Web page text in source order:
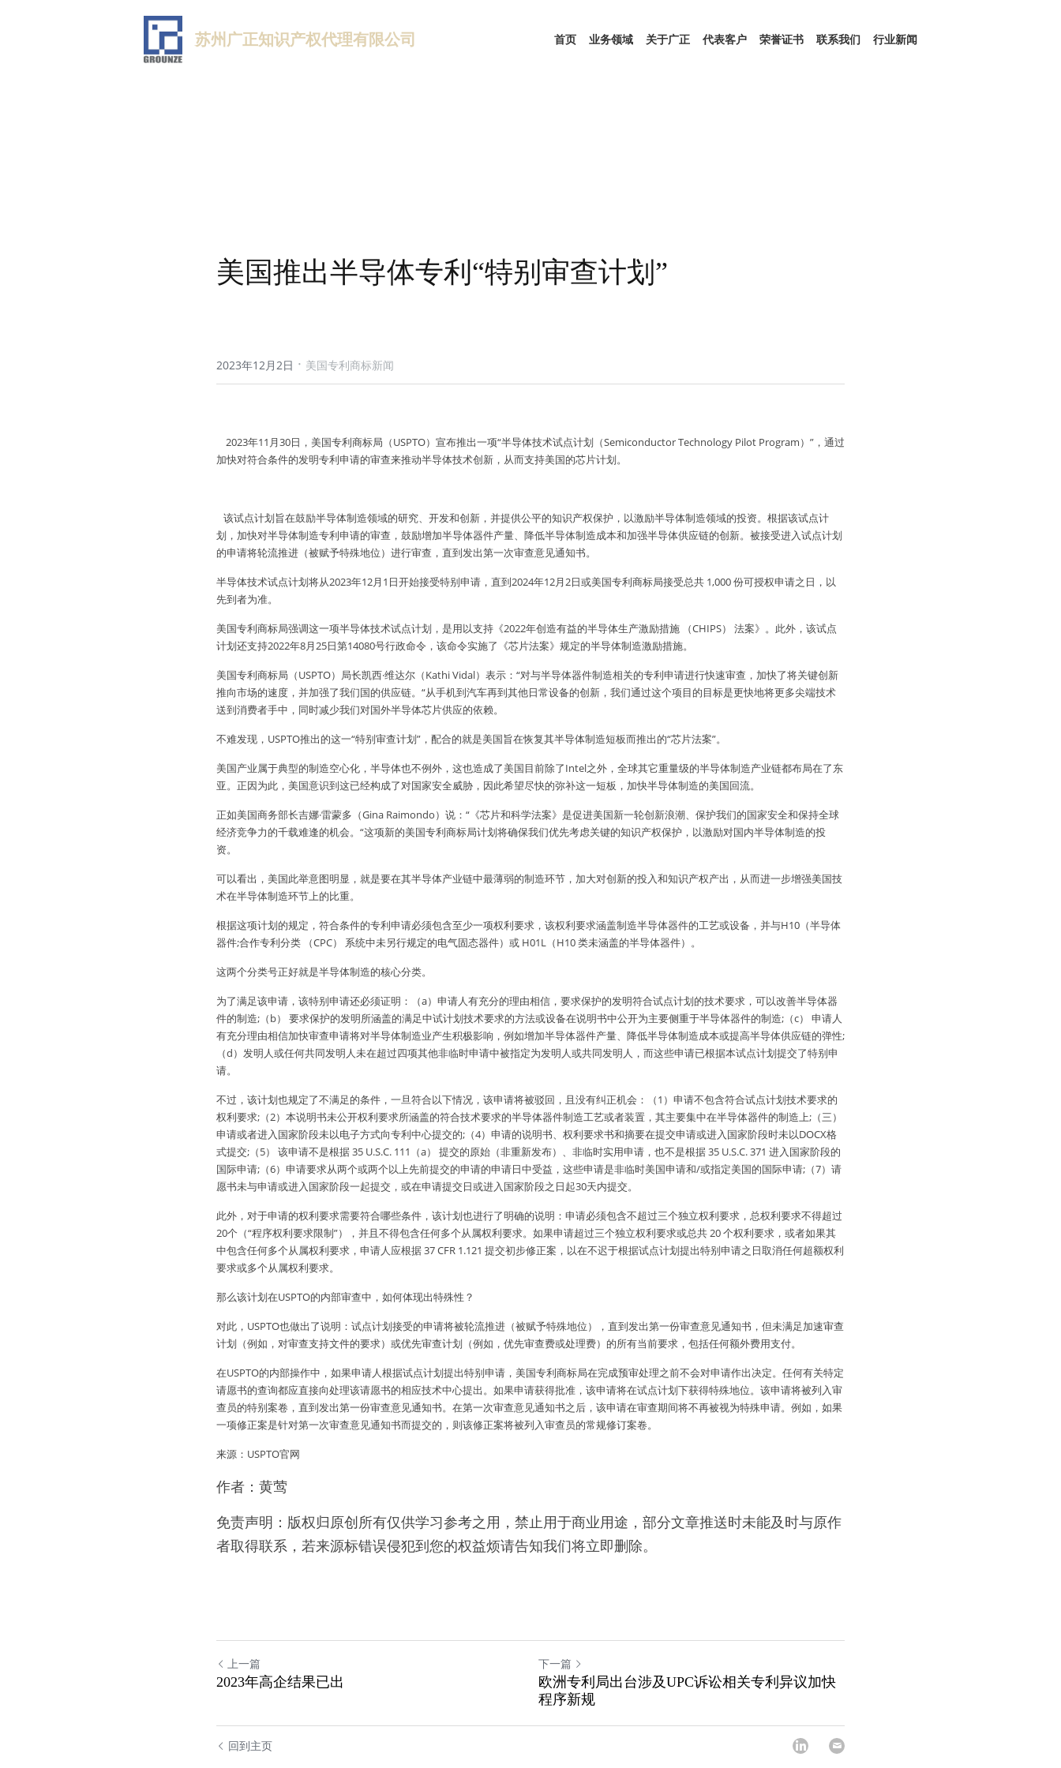
苏州广正知识产权代理有限公司 首页 业务领域 关于广正 代表客户 荣誉证书 联系我们 行业新闻
美国推出半导体专利“特别审查计划”
2023年12月2日 · 美国专利商标新闻
加快对符合条件的发明专利申请的审查来推动半导体技术创新，从而支持美国的芯片计划。
划，加快对半导体制造专利申请的审查，鼓励增加半导体器件产量、降低半导体制造成本和加强半导体供应链的创新。被接受进入试点计划
的申请将轮流推进（被赋予特殊地位）进行审查，直到发出第一次审查意见通知书。
半导体技术试点计划将从2023年12月1日开始接受特别申请，直到2024年12月2日或美国专利商标局接受总共 1,000 份可授权申请之日，以
先到者为准。
美国专利商标局强调这一项半导体技术试点计划，是用以支持《2022年创造有益的半导体生产激励措施 （CHIPS） 法案》。此外，该试点
计划还支持2022年8月25日第14080号行政命令，该命令实施了《芯片法案》规定的半导体制造激励措施。
美国专利商标局（USPTO）局长凯西·维达尔（Kathi Vidal）表示：“对与半导体器件制造相关的专利申请进行快速审查，加快了将关键创新
推向市场的速度，并加强了我们国的供应链。“从手机到汽车再到其他日常设备的创新，我们通过这个项目的目标是更快地将更多尖端技术
送到消费者手中，同时减少我们对国外半导体芯片供应的依赖。
不难发现，USPTO推出的这一“特别审查计划”，配合的就是美国旨在恢复其半导体制造短板而推出的“芯片法案”。
美国产业属于典型的制造空心化，半导体也不例外，这也造成了美国目前除了Intel之外，全球其它重量级的半导体制造产业链都布局在了东
亚。正因为此，美国意识到这已经构成了对国家安全威胁，因此希望尽快的弥补这一短板，加快半导体制造的美国回流。
正如美国商务部长吉娜·雷蒙多（Gina Raimondo）说：“《芯片和科学法案》是促进美国新一轮创新浪潮、保护我们的国家安全和保持全球
经济竞争力的千载难逢的机会。“这项新的美国专利商标局计划将确保我们优先考虑关键的知识产权保护，以激励对国内半导体制造的投
资。
可以看出，美国此举意图明显，就是要在其半导体产业链中最薄弱的制造环节，加大对创新的投入和知识产权产出，从而进一步增强美国技
术在半导体制造环节上的比重。
根据这项计划的规定，符合条件的专利申请必须包含至少一项权利要求，该权利要求涵盖制造半导体器件的工艺或设备，并与H10（半导体
器件;合作专利分类 （CPC） 系统中未另行规定的电气固态器件）或 H01L（H10 类未涵盖的半导体器件）。
这两个分类号正好就是半导体制造的核心分类。
为了满足该申请，该特别申请还必须证明：（a）申请人有充分的理由相信，要求保护的发明符合试点计划的技术要求，可以改善半导体器
件的制造;（b） 要求保护的发明所涵盖的满足中试计划技术要求的方法或设备在说明书中公开为主要侧重于半导体器件的制造;（c） 申请人
有充分理由相信加快审查申请将对半导体制造业产生积极影响，例如增加半导体器件产量、降低半导体制造成本或提高半导体供应链的弹性;
（d）发明人或任何共同发明人未在超过四项其他非临时申请中被指定为发明人或共同发明人，而这些申请已根据本试点计划提交了特别申
请。
不过，该计划也规定了不满足的条件，一旦符合以下情况，该申请将被驳回，且没有纠正机会：（1）申请不包含符合试点计划技术要求的
权利要求;（2）本说明书未公开权利要求所涵盖的符合技术要求的半导体器件制造工艺或者装置，其主要集中在半导体器件的制造上;（三）
申请或者进入国家阶段未以电子方式向专利中心提交的;（4）申请的说明书、权利要求书和摘要在提交申请或进入国家阶段时未以DOCX格
式提交;（5） 该申请不是根据 35 U.S.C. 111（a） 提交的原始（非重新发布）、非临时实用申请，也不是根据 35 U.S.C. 371 进入国家阶段的
国际申请;（6）申请要求从两个或两个以上先前提交的申请的申请日中受益，这些申请是非临时美国申请和/或指定美国的国际申请;（7）请
愿书未与申请或进入国家阶段一起提交，或在申请提交日或进入国家阶段之日起30天内提交。
此外，对于申请的权利要求需要符合哪些条件，该计划也进行了明确的说明：申请必须包含不超过三个独立权利要求，总权利要求不得超过
20个（“程序权利要求限制”），并且不得包含任何多个从属权利要求。如果申请超过三个独立权利要求或总共 20 个权利要求，或者如果其
中包含任何多个从属权利要求，申请人应根据 37 CFR 1.121 提交初步修正案，以在不迟于根据试点计划提出特别申请之日取消任何超额权利
要求或多个从属权利要求。
那么该计划在USPTO的内部审查中，如何体现出特殊性？
对此，USPTO也做出了说明：试点计划接受的申请将被轮流推进（被赋予特殊地位），直到发出第一份审查意见通知书，但未满足加速审查
计划（例如，对审查支持文件的要求）或优先审查计划（例如，优先审查费或处理费）的所有当前要求，包括任何额外费用支付。
在USPTO的内部操作中，如果申请人根据试点计划提出特别申请，美国专利商标局在完成预审处理之前不会对申请作出决定。任何有关特定
请愿书的查询都应直接向处理该请愿书的相应技术中心提出。如果申请获得批准，该申请将在试点计划下获得特殊地位。该申请将被列入审
查员的特别案卷，直到发出第一份审查意见通知书。在第一次审查意见通知书之后，该申请在审查期间将不再被视为特殊申请。例如，如果
一项修正案是针对第一次审查意见通知书而提交的，则该修正案将被列入审查员的常规修订案卷。
来源：USPTO官网
作者：黄莺
免责声明：版权归原创所有仅供学习参考之用，禁止用于商业用途，部分文章推送时未能及时与原作
者取得联系，若来源标错误侵犯到您的权益烦请告知我们将立即删除。
上一篇
2023年高企结果已出
下一篇
欧洲专利局出台涉及UPC诉讼相关专利异议加快
程序新规
回到主页